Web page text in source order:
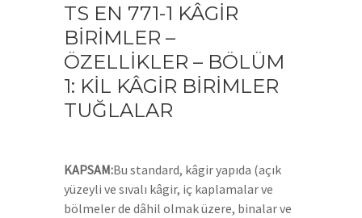
TS EN 771-1 KÂGİR
BİRİMLER –
ÖZELLİKLER – BÖLÜM
1: KİL KÂGİR BİRİMLER
TUĞLALAR
KAPSAM:Bu standard, kâgir yapıda (açık
yüzeyli ve sıvalı kâgir, iç kaplamalar ve
bölmeler de dâhil olmak üzere, binalar ve